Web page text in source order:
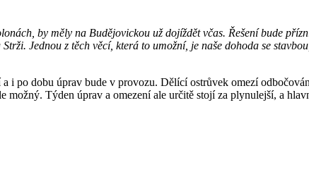
by měly na Budějovickou už dojíždět včas. Řešení bude
Jednou z těch věcí, která to umožní, je naše dohoda se
i po dobu úprav bude v provozu. Dělící ostrůvek omezí
možný. Týden úprav a omezení ale určitě stojí za plynulejší, a